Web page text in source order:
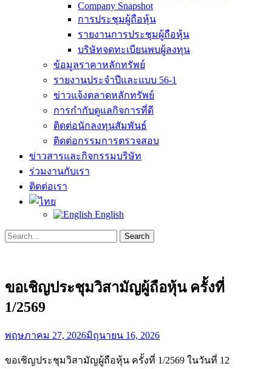
Company Snapshot
การประชุมผู้ถือหุ้น
รายงานการประชุมผู้ถือหุ้น
บริษัทจดทะเบียนพบผู้ลงทุน
ข้อมูลราคาหลักทรัพย์
รายงานประจำปีและแบบ 56-1
ข่าวแจ้งตลาดหลักทรัพย์
การกำกับดูแลกิจการที่ดี
ติดต่อนักลงทุนสัมพันธ์
ติดต่อกรรมการตรวจสอบ
ข่าวสารและกิจกรรมบริษัท
ร่วมงานกับเรา
ติดต่อเรา
English
Search
Search
for:
ขอเชิญประชุมวิสามัญผู้ถือหุ้น ครั้งที่
1/2569
Posted
on
พฤษภาคม 27, 2026มิถุนายน 16, 2026
ขอเชิญประชุมวิสามัญผู้ถือหุ้น ครั้งที่ 1/2569 ในวันที่ 12